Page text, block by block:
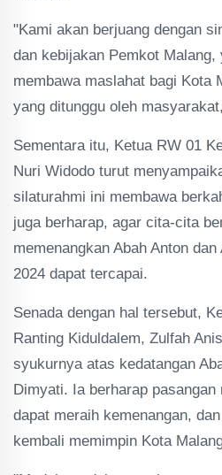
"Kami akan berjuang dengan
dan kebijakan Pemkot Malang,
membawa maslahat bagi Kota
yang ditunggu oleh
Sementara itu, Ketua RW 01
Nuri Widodo turut
silaturahmi ini membawa
juga berharap, agar cita-cita
memenangkan Abah Anton
2024 dapat tercapai.
Senada dengan hal tersebut,
Ranting Kiduldalem, Zulfah
syukurnya atas kedatangan
Dimyati. Ia berharap
dapat meraih kemenangan,
kembali memimpin Kota